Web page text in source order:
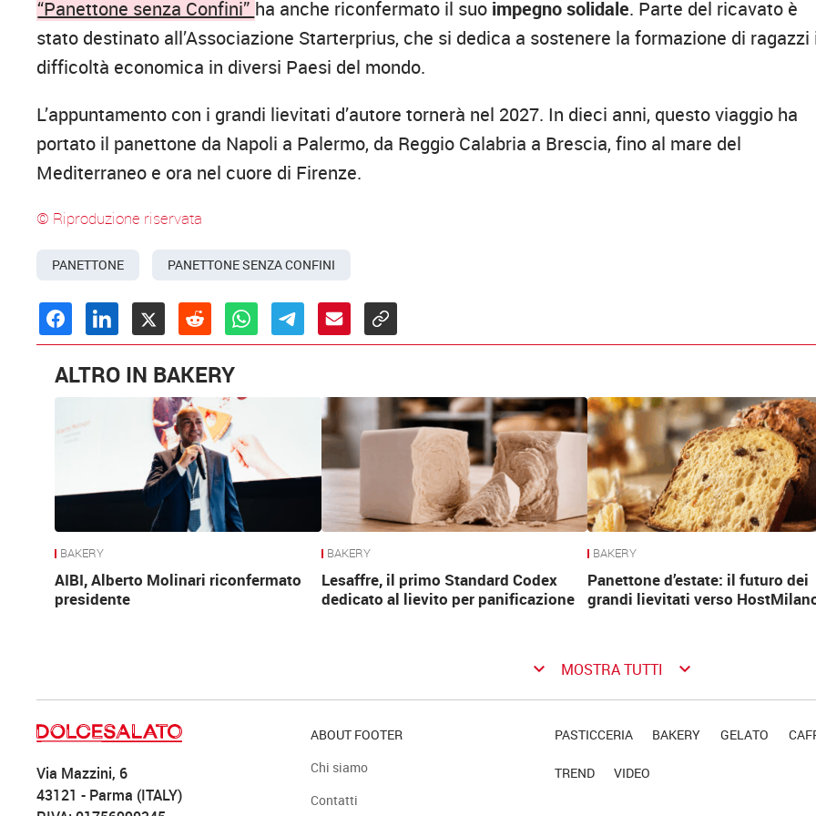
“Panettone senza Confini” ha anche riconfermato il suo impegno solidale. Parte del ricavato è
stato destinato all’Associazione Starterprius, che si dedica a sostenere la formazione di ragazzi
difficoltà economica in diversi Paesi del mondo.
L’appuntamento con i grandi lievitati d’autore tornerà nel 2027. In dieci anni, questo viaggio ha
portato il panettone da Napoli a Palermo, da Reggio Calabria a Brescia, fino al mare del
Mediterraneo e ora nel cuore di Firenze.
© Riproduzione riservata
PANETTONE PANETTONE SENZA CONFINI
ALTRO IN BAKERY
BAKERY
AIBI, Alberto Molinari riconfermato
presidente
BAKERY
Lesaffre, il primo Standard Codex
dedicato al lievito per panificazione
BAKERY
Panettone d’estate: il futuro dei
grandi lievitati verso
keyboard_arrow_down MOSTRA TUTTI keyboard_arrow_down
Via Mazzini, 6
43121 - Parma (ITALY)
ABOUT FOOTER
Chi siamo
Contatti
PASTICCERIA BAKERY GELATO
TREND VIDEO